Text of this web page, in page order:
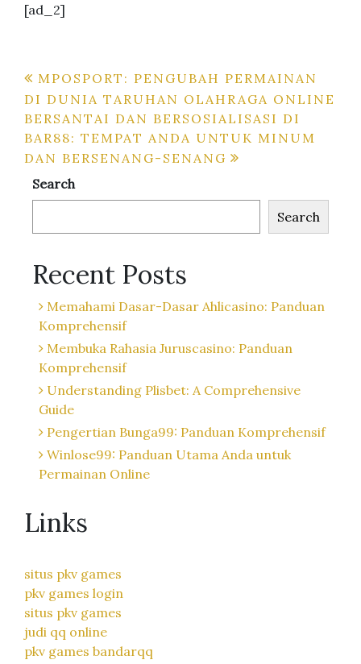
[ad_2]
Post
navigation
MPOSPORT: PENGUBAH PERMAINAN
DI DUNIA TARUHAN OLAHRAGA ONLINE
BERSANTAI DAN BERSOSIALISASI DI
BAR88: TEMPAT ANDA UNTUK MINUM
DAN BERSENANG-SENANG
Search
Search
Recent Posts
Memahami Dasar-Dasar Ahlicasino: Panduan
Komprehensif
Membuka Rahasia Juruscasino: Panduan
Komprehensif
Understanding Plisbet: A Comprehensive
Guide
Pengertian Bunga99: Panduan Komprehensif
Winlose99: Panduan Utama Anda untuk
Permainan Online
Links
situs pkv games
pkv games login
situs pkv games
judi qq online
pkv games bandarqq